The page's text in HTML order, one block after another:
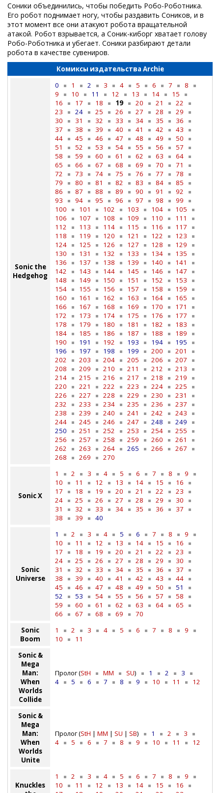
Соники объединились, чтобы победить Робо-Роботника.
Его робот поднимает ногу, чтобы раздавить Соников, и в
этот момент все они атакуют робота вращательной
атакой. Робот взрывается, а Соник-киборг хватает голову
Робо-Роботника и убегает. Соники разбирают детали
робота в качестве сувениров.
Комиксы издательства Archie
Sonic the
Hedgehog
0 1 2 3 4 5 6 7
8
9
10 11 12 13 14
15
16
17 18 19 20 21
22
23
24 25 26 27 28
29
30
31 32 33 34 35
36
37
38 39 40 41 42
43
44
45 46 47 48 49
50
51
52 53 54 55 56
57
58
59 60 61 62 63
64
65
66 67 68 69 70
71
72
73 74 75 76 77
78
79
80 81 82 83 84
85
86
87 88 89 90 91
92
93
94 95 96 97 98
99
100
101 102 103 104
105
106
107 108 109 110
111
112
113 114 115 116
117
118
119 120 121 122
123
124
125 126 127 128
129
130
131 132 133 134
135
136
137 138 139 140
141
142
143 144 145 146
147
148
149 150 151 152
153
154
155 156 157 158
159
160
161 162 163 164
165
166
167 168 169 170
171
172
173 174 175 176
177
178
179 180 181 182
183
184
185 186 187 188
189
190
191 192 193 194
195
196
197 198 199 200
201
202
203 204 205 206
207
208
209 210 211 212
213
214
215 216 217 218
219
220
221 222 223 224
225
226
227 228 229 230
231
232
233 234 235 236
237
238
239 240 241 242
243
244
245 246 247 248
249
250
251 252 253 254
255
256
257 258 259 260
261
262
263 264 265 266
267
268
269 270
Sonic X
1 2 3 4 5 6 7 8
9
10
11 12 13 14 15
16
17
18 19 20 21 22
23
24
25 26 27 28 29
30
31
32 33 34 35 36
37
38
39 40
Sonic
Universe
1 2 3 4 5 6 7 8
9
10
11 12 13 14 15
16
17
18 19 20 21 22
23
24
25 26 27 28 29
30
31
32 33 34 35 36
37
38
39 40 41 42 43
44
45
46 47 48 49 50
51
52
53 54 55 56 57
58
59
60 61 62 63 64
65
66
67 68 69
70
Sonic
Boom
1 2 3 4 5 6 7 8
9
10
11
Sonic &
Mega
Man:
When
Worlds
Collide
Пролог (StH MM SU) 1 2
3
4
5 6 7 8 9 10 11 12
Sonic &
Mega
Man:
When
Worlds
Unite
Пролог (StH | MM | SU | SB) 1 2
3
4
5 6 7 8 9 10 11 12
Knuckles
1 2 3 4 5 6 7 8
9
10
11 12 13 14 15
16